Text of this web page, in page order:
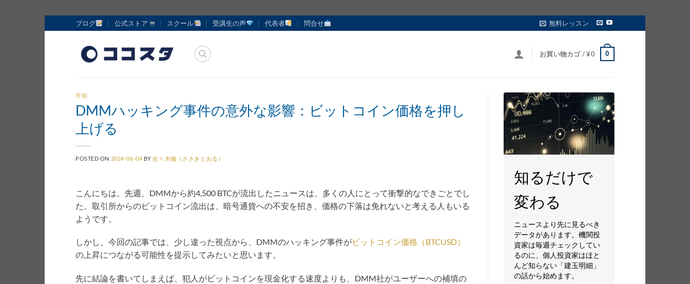
to
ブログ 公式ストア スクール 受講生の声 代表者 問合せ 無料レッスン
お買い物カゴ /¥0 0
寄稿
DMMハッキング事件の意外な影響：ビットコイン価格を押し
上げる
POSTED ON 2024-06-04 BY佐々木徹（ささきとおる）
こんにちは。先週、DMMから約4,500 BTCが流出したニュースは、多くの人にとって衝撃的なできごとでし
た。取引所からのビットコイン流出は、暗号通貨への不安を招き、価格の下落は免れないと考える人もいる
ようです。
しかし、今回の記事では、少し違った視点から、DMMのハッキング事件がビットコイン価格（BTCUSD）
の上昇につながる可能性を提示してみたいと思います。
先に結論を書いてしまえば、犯人がビットコインを現金化する速度よりも、DMM社がユーザーへの補填の
知るだけで
変わる
ニュースより先に見るべき
データがあります。機関投
資家は毎週チェックしてい
るのに、個人投資家はほと
んど知らない「建玉明細」
の話から始めます。